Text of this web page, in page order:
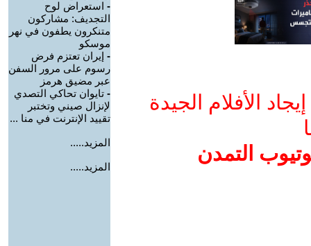
الأفلام الجيدة
التمدن
- استعراض لوح
التجديف: مشاركون
متنكرون يطفون في نهر
موسكو
- إيران تعتزم فرض
رسوم على مرور السفن
عبر مضيق هرمز
- تايوان تحاكي التصدي
لإنزال صيني وتختبر
تقييد الإنترنت في منا ...
المزيد.....
المزيد.....